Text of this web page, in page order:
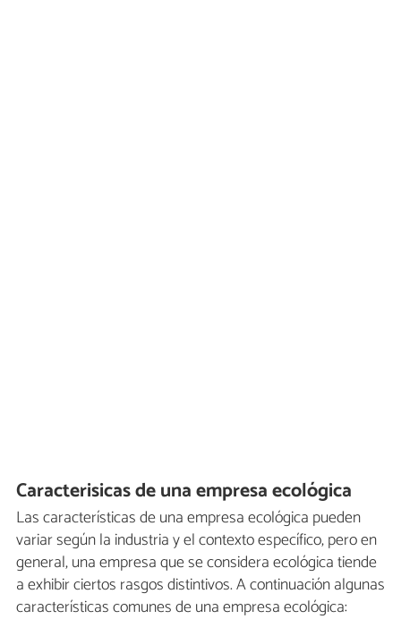
Caracterisicas de una empresa ecológica
Las características de una empresa ecológica pueden
variar según la industria y el contexto específico, pero en
general, una empresa que se considera ecológica tiende
a exhibir ciertos rasgos distintivos. A continuación algunas
características comunes de una empresa ecológica: